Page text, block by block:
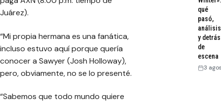
Juárez).
“Mi propia hermana es una fanática,
incluso estuvo aquí porque quería
conocer a Sawyer (Josh Holloway),
pero, obviamente, no se lo presenté.
“Sabemos que todo mundo quiere
qué
pasó,
análisis
y detrás
de
escena
3